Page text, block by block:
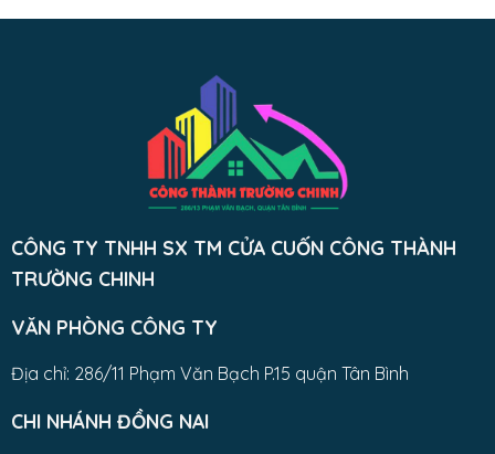
CÔNG TY TNHH SX TM CỬA CUỐN CÔNG THÀNH
TRƯỜNG CHINH
VĂN PHÒNG CÔNG TY
Địa chỉ: 286/11 Phạm Văn Bạch P.15 quận Tân Bình
CHI NHÁNH ĐỒNG NAI